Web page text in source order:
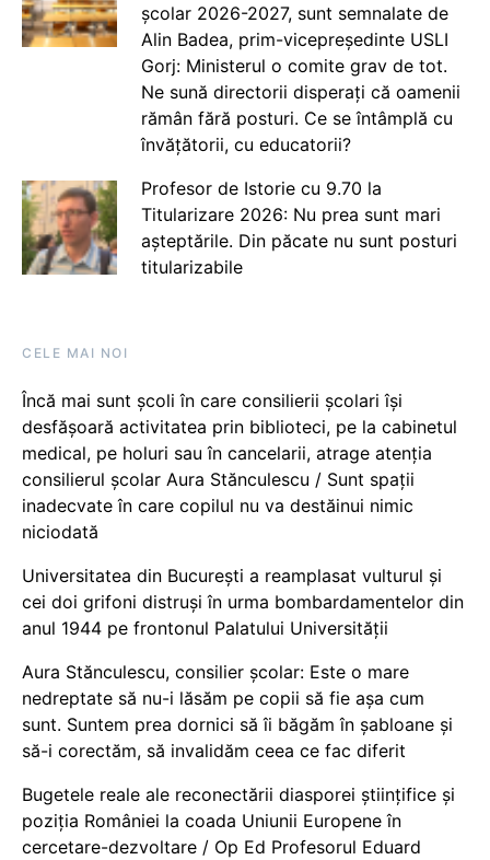
școlar 2026-2027, sunt semnalate de
Alin Badea, prim-vicepreședinte USLI
Gorj: Ministerul o comite grav de tot.
Ne sună directorii disperați că oamenii
rămân fără posturi. Ce se întâmplă cu
învățătorii, cu educatorii?
Profesor de Istorie cu 9.70 la
Titularizare 2026: Nu prea sunt mari
așteptările. Din păcate nu sunt posturi
titularizabile
CELE MAI NOI
Încă mai sunt școli în care consilierii școlari își
desfășoară activitatea prin biblioteci, pe la cabinetul
medical, pe holuri sau în cancelarii, atrage atenția
consilierul școlar Aura Stănculescu / Sunt spații
inadecvate în care copilul nu va destăinui nimic
niciodată
Universitatea din București a reamplasat vulturul și
cei doi grifoni distruși în urma bombardamentelor din
anul 1944 pe frontonul Palatului Universității
Aura Stănculescu, consilier școlar: Este o mare
nedreptate să nu-i lăsăm pe copii să fie așa cum
sunt. Suntem prea dornici să îi băgăm în șabloane și
să-i corectăm, să invalidăm ceea ce fac diferit
Bugetele reale ale reconectării diasporei științifice și
poziția României la coada Uniunii Europene în
cercetare-dezvoltare / Op Ed Profesorul Eduard